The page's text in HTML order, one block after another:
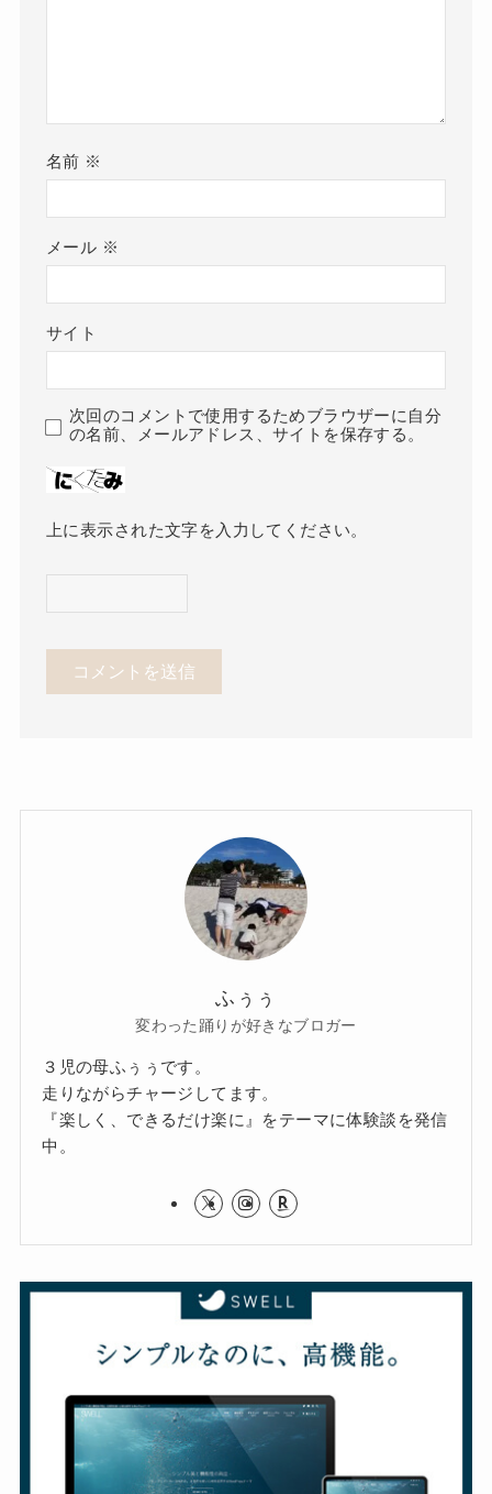
名前 ※
メール ※
サイト
次回のコメントで使用するためブラウザーに自分
の名前、メールアドレス、サイトを保存する。
上に表示された文字を入力してください。
ふぅぅ
変わった踊りが好きなブロガー
３児の母ふぅぅです。
走りながらチャージしてます。
『楽しく、できるだけ楽に』をテーマに体験談を発信
中。